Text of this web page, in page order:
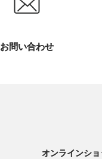
お問い合わせ
オンラインシ